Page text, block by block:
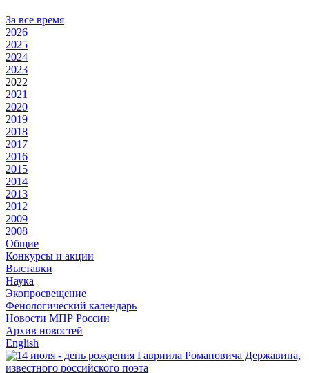
За все время
2026
2025
2024
2023
2022
2021
2020
2019
2018
2017
2016
2015
2014
2013
2012
2009
2008
Общие
Конкурсы и акции
Выставки
Наука
Экопросвещение
Фенологический календарь
Новости МПР России
Архив новостей
English